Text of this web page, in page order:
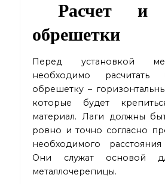
Расчет и
обрешетки
Перед установкой
необходимо расчитать
обрешетку –
которые будет
материал. Лаги должны
ровно и точно согласно
необходимого
Они служат основой
металлочерепицы.